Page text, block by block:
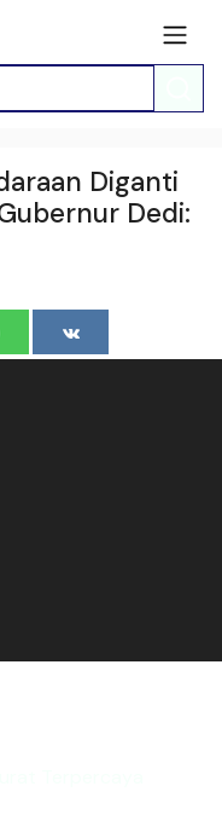
Diganti
Dedi: